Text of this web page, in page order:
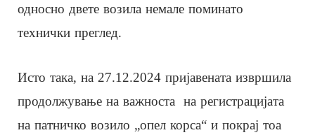
односно двете возила немале поминато
технички преглед.
Исто така, на 27.12.2024 пријавената извршила
продолжување на важноста на регистрацијата
на патничко возило „опел корса“ и покрај тоа